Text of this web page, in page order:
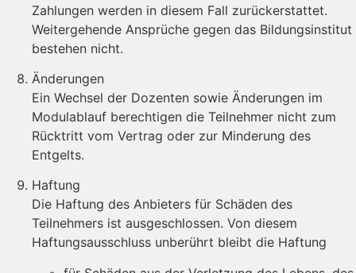
Zahlungen werden in diesem Fall zurückerstattet.
Weitergehende Ansprüche gegen das Bildungsinstitut
bestehen nicht.
Änderungen
Ein Wechsel der Dozenten sowie Änderungen im
Modulablauf berechtigen die Teilnehmer nicht zum
Rücktritt vom Vertrag oder zur Minderung des
Entgelts.
Haftung
Die Haftung des Anbieters für Schäden des
Teilnehmers ist ausgeschlossen. Von diesem
Haftungsausschluss unberührt bleibt die Haftung